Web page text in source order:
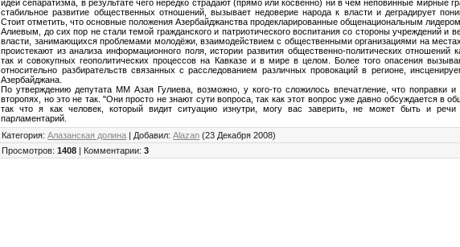
идеи сепаратизма, в результате чего нередко страдают (прямо или косвенно) ни в чём неповинные мирные
стабильное развитие общественных отношений, вызывает недоверие народа к власти и деградирует
Стоит отметить, что основные положения Азербайджанства продекларированные общенациональным
Алиевым, до сих пор не стали темой гражданского и патриотического воспитания со стороны учреждений и
власти, занимающихся проблемами молодёжи, взаимодействием с общественными организациями на
проистекают из анализа информационного поля, истории развития общественно-политических отношений
так и совокупных геополитических процессов на Кавказе и в мире в целом. Более того опасения
относительно разбирательств связанных с расследованием различных провокаций в регионе,
Азербайджана.
По утверждению депутата ММ Азая Гулиева, возможно, у кого-то сложилось впечатление, что поправки
второпях, но это не так. "Они просто не знают сути вопроса, так как этот вопрос уже давно обсуждается в
так что я как человек, который видит ситуацию изнутри, могу вас заверить, не может быть и речи
парламентарий.
Категория:Алазанская долина | Добавил:Alazan (23 Декабря 2008)
Просмотров:1408 | Комментарии:3